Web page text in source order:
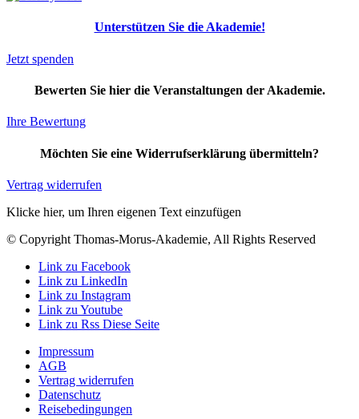
Unterstützen Sie die Akademie!
Jetzt spenden
Bewerten Sie hier die Veranstaltungen der Akademie.
Ihre Bewertung
Möchten Sie eine Widerrufserklärung übermitteln?
Vertrag widerrufen
Klicke hier, um Ihren eigenen Text einzufügen
© Copyright Thomas-Morus-Akademie, All Rights Reserved
Link zu Facebook
Link zu LinkedIn
Link zu Instagram
Link zu Youtube
Link zu Rss Diese Seite
Impressum
AGB
Vertrag widerrufen
Datenschutz
Reisebedingungen